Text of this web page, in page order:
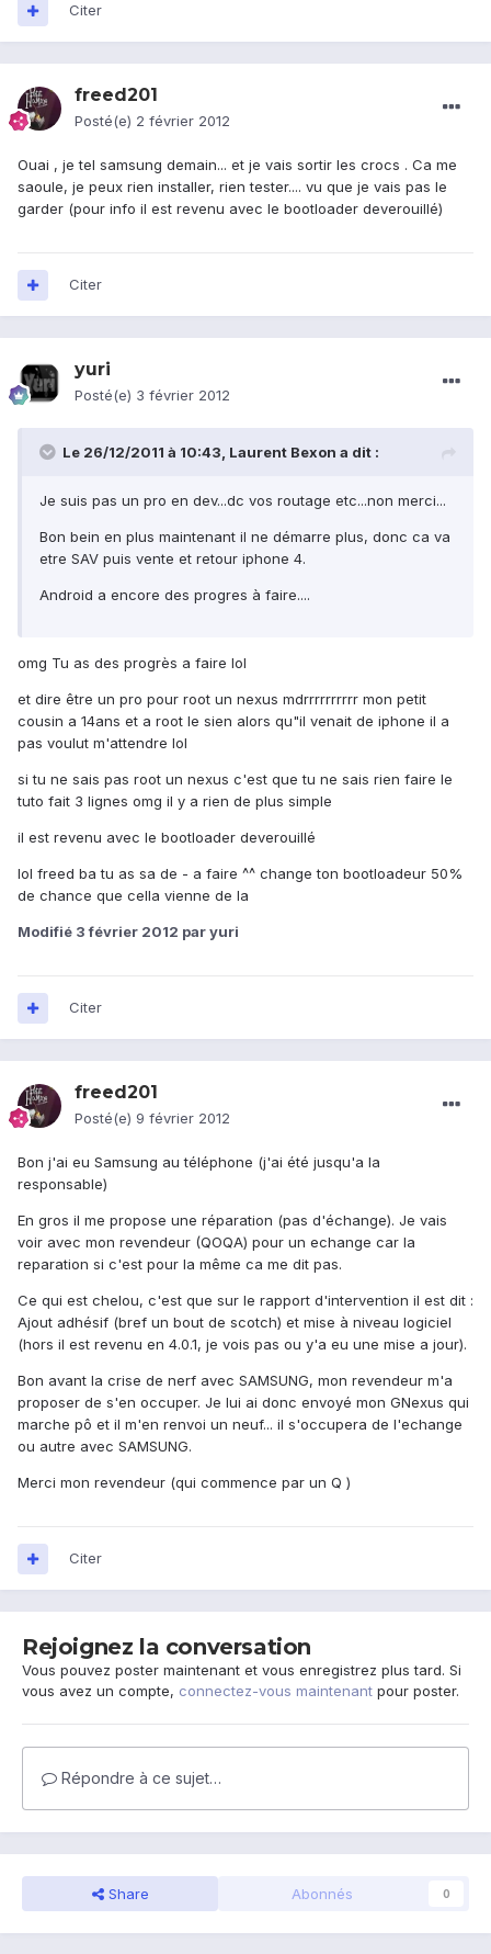
Citer
freed201
Posté(e) 2 février 2012
Ouai , je tel samsung demain... et je vais sortir les crocs . Ca me
saoule, je peux rien installer, rien tester.... vu que je vais pas le
garder (pour info il est revenu avec le bootloader deverouillé)
Citer
yuri
Posté(e) 3 février 2012
Le 26/12/2011 à 10:43, Laurent Bexon a dit :
Je suis pas un pro en dev...dc vos routage etc...non merci...
Bon bein en plus maintenant il ne démarre plus, donc ca va
etre SAV puis vente et retour iphone 4.
Android a encore des progres à faire....
omg Tu as des progrès a faire lol
et dire être un pro pour root un nexus mdrrrrrrrrrr mon petit
cousin a 14ans et a root le sien alors qu"il venait de iphone il a
pas voulut m'attendre lol
si tu ne sais pas root un nexus c'est que tu ne sais rien faire le
tuto fait 3 lignes omg il y a rien de plus simple
il est revenu avec le bootloader deverouillé
lol freed ba tu as sa de - a faire ^^ change ton bootloadeur 50%
de chance que cella vienne de la
Modifié 3 février 2012 par yuri
Citer
freed201
Posté(e) 9 février 2012
Bon j'ai eu Samsung au téléphone (j'ai été jusqu'a la
responsable)
En gros il me propose une réparation (pas d'échange). Je vais
voir avec mon revendeur (QOQA) pour un echange car la
reparation si c'est pour la même ca me dit pas.
Ce qui est chelou, c'est que sur le rapport d'intervention il est dit :
Ajout adhésif (bref un bout de scotch) et mise à niveau logiciel
(hors il est revenu en 4.0.1, je vois pas ou y'a eu une mise a jour).
Bon avant la crise de nerf avec SAMSUNG, mon revendeur m'a
proposer de s'en occuper. Je lui ai donc envoyé mon GNexus qui
marche pô et il m'en renvoi un neuf... il s'occupera de l'echange
ou autre avec SAMSUNG.
Merci mon revendeur (qui commence par un Q )
Citer
Rejoignez la conversation
Vous pouvez poster maintenant et vous enregistrez plus tard. Si
vous avez un compte, connectez-vous maintenant pour poster.
Répondre à ce sujet…
Share Abonnés 0